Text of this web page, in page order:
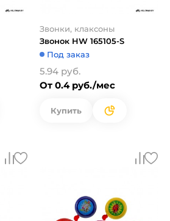
Звонки, клаксоны
Звонок HW 165105-S
Под заказ
5.94 руб.
От 0.4 руб./мес
Купить